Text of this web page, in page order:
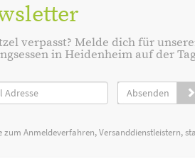
verpasst? Melde dich für
in Heidenheim auf der
Absenden
zum Anmeldeverfahren, Versanddienstleistern,